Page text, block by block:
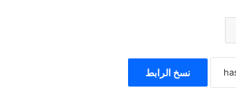
نسخ الرابط